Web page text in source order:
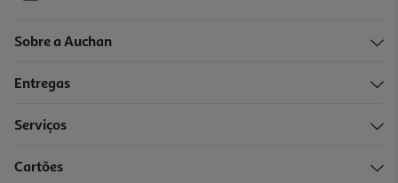
Sobre a Auchan
Entregas
Serviços
Cartões